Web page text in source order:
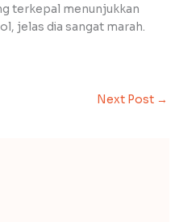
terkepal menunjukkan
jelas dia sangat marah.
Next Post →